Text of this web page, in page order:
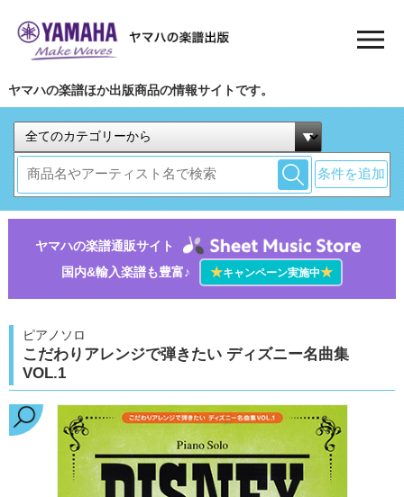
ヤマハの楽譜ほか出版商品の情報サイトです。
条件を追加
ヤマハの楽譜通販サイト
国内&輸入楽譜も豊富♪
★キャンペーン実施中★
ピアノソロ
こだわりアレンジで弾きたい ディズニー名曲集
VOL.1